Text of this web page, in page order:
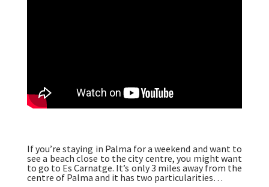
If you’re staying in Palma for a weekend and want to
see a beach close to the city centre, you might want
to go to Es Carnatge. It’s only 3 miles away from the
centre of Palma and it has two particularities…